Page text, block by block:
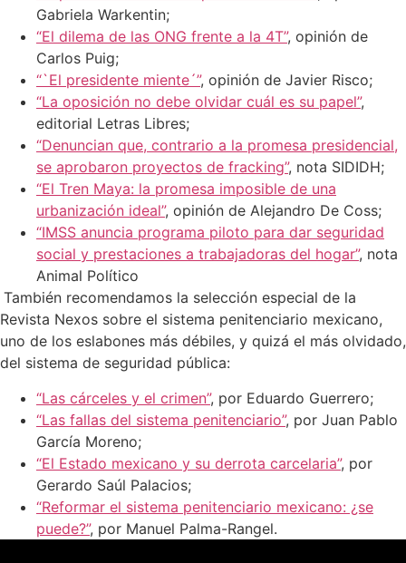
Gabriela Warkentin;
“El dilema de las ONG frente a la 4T”, opinión de
Carlos Puig;
“`El presidente miente´”, opinión de Javier Risco;
“La oposición no debe olvidar cuál es su papel”,
editorial Letras Libres;
“Denuncian que, contrario a la promesa presidencial,
se aprobaron proyectos de fracking”, nota SIDIDH;
“El Tren Maya: la promesa imposible de una
urbanización ideal”, opinión de Alejandro De Coss;
“IMSS anuncia programa piloto para dar seguridad
social y prestaciones a trabajadoras del hogar”, nota
Animal Político
También recomendamos la selección especial de la
Revista Nexos sobre el sistema penitenciario mexicano,
uno de los eslabones más débiles, y quizá el más olvidado,
del sistema de seguridad pública:
“Las cárceles y el crimen”, por Eduardo Guerrero;
“Las fallas del sistema penitenciario”, por Juan Pablo
García Moreno;
“El Estado mexicano y su derrota carcelaria”, por
Gerardo Saúl Palacios;
“Reformar el sistema penitenciario mexicano: ¿se
puede?”, por Manuel Palma-Rangel.